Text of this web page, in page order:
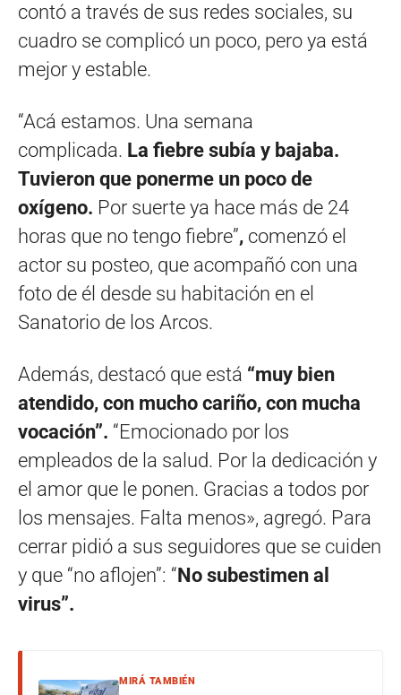
contó a través de sus redes sociales, su
cuadro se complicó un poco, pero ya está
mejor y estable.
“Acá estamos. Una semana
complicada. La fiebre subía y bajaba.
Tuvieron que ponerme un poco de
oxígeno. Por suerte ya hace más de 24
horas que no tengo fiebre”, comenzó el
actor su posteo, que acompañó con una
foto de él desde su habitación en el
Sanatorio de los Arcos.
Además, destacó que está “muy bien
atendido, con mucho cariño, con mucha
vocación”. “Emocionado por los
empleados de la salud. Por la dedicación y
el amor que le ponen. Gracias a todos por
los mensajes. Falta menos», agregó. Para
cerrar pidió a sus seguidores que se cuiden
y que “no aflojen”: “No subestimen al
virus”.
MIRÁ TAMBIÉN